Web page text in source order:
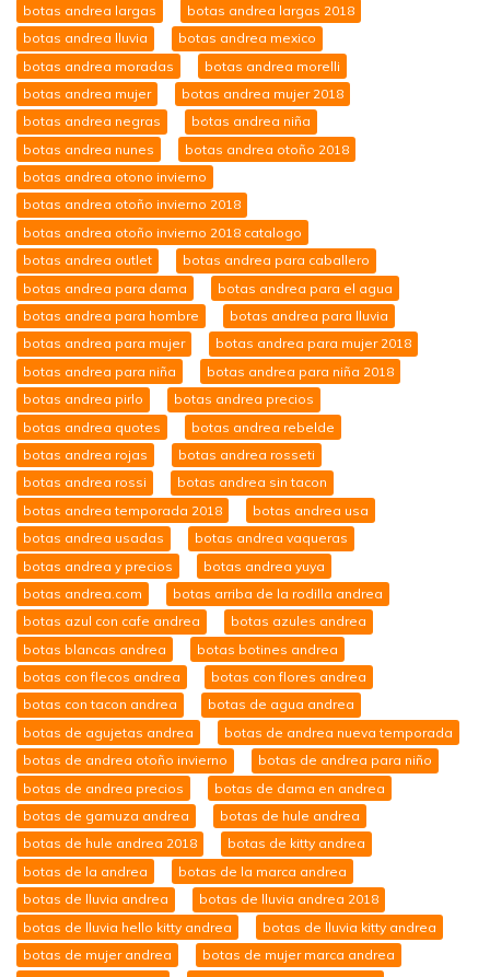
botas andrea largas
botas andrea largas 2018
botas andrea lluvia
botas andrea mexico
botas andrea moradas
botas andrea morelli
botas andrea mujer
botas andrea mujer 2018
botas andrea negras
botas andrea niña
botas andrea nunes
botas andrea otoño 2018
botas andrea otono invierno
botas andrea otoño invierno 2018
botas andrea otoño invierno 2018 catalogo
botas andrea outlet
botas andrea para caballero
botas andrea para dama
botas andrea para el agua
botas andrea para hombre
botas andrea para lluvia
botas andrea para mujer
botas andrea para mujer 2018
botas andrea para niña
botas andrea para niña 2018
botas andrea pirlo
botas andrea precios
botas andrea quotes
botas andrea rebelde
botas andrea rojas
botas andrea rosseti
botas andrea rossi
botas andrea sin tacon
botas andrea temporada 2018
botas andrea usa
botas andrea usadas
botas andrea vaqueras
botas andrea y precios
botas andrea yuya
botas andrea.com
botas arriba de la rodilla andrea
botas azul con cafe andrea
botas azules andrea
botas blancas andrea
botas botines andrea
botas con flecos andrea
botas con flores andrea
botas con tacon andrea
botas de agua andrea
botas de agujetas andrea
botas de andrea nueva temporada
botas de andrea otoño invierno
botas de andrea para niño
botas de andrea precios
botas de dama en andrea
botas de gamuza andrea
botas de hule andrea
botas de hule andrea 2018
botas de kitty andrea
botas de la andrea
botas de la marca andrea
botas de lluvia andrea
botas de lluvia andrea 2018
botas de lluvia hello kitty andrea
botas de lluvia kitty andrea
botas de mujer andrea
botas de mujer marca andrea